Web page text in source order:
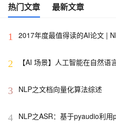
热门文章 最新文章
1 2017年度最值得读的AI论文 |
2
【AI 场景】人工智能在自然
3 NLP之文档向量化算法综述
4 NLP之ASR：基于pyaudio利